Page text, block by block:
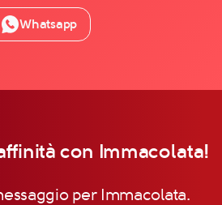
Whatsapp
con Immacolata!
per Immacolata.